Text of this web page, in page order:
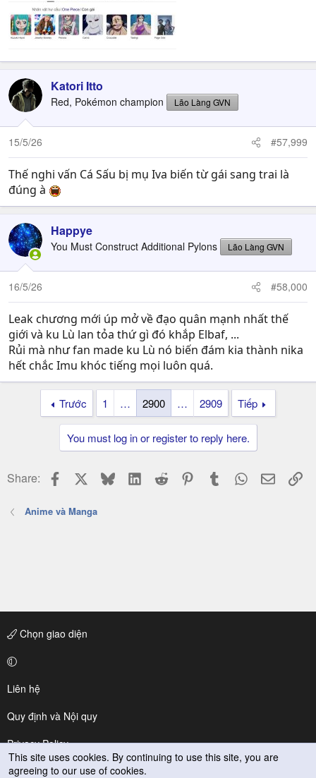
Katori Itto
Red, Pokémon champion Lão Làng GVN
15/5/26 #57,999
Thế nghi vấn Cá Sấu bị mụ Iva biến từ gái sang trai là
đúng à
Happye
You Must Construct Additional Pylons Lão Làng GVN
16/5/26 #58,000
Leak chương mới úp mở về đạo quân mạnh nhất thế
giới và ku Lù lan tỏa thứ gì đó khắp Elbaf, ...
Rủi mà như fan made ku Lù nó biến đám kia thành nika
hết chắc Imu khóc tiếng mọi luôn quá.
Trước 1 … 2900 … 2909 Tiếp
You must log in or register to reply here.
Share: Facebook BlueskyLinkedIn
Reddit PinterestTumblr WhatsApp
Email
Anime và Manga
Chọn giao diện
Liên hệ
Quy định và Nội quy
Privacy Policy
Trợ giúp
This site uses cookies. By continuing to use this site, you are
agreeing to our use of cookies.